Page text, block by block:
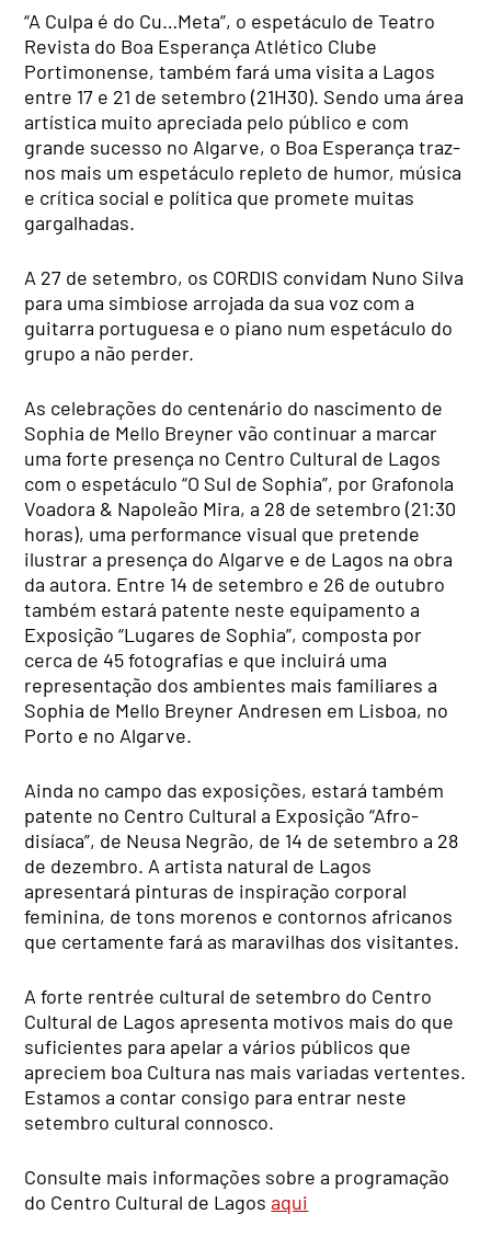
“A Culpa é do Cu…Meta”, o espetáculo de Teatro
Revista do Boa Esperança Atlético Clube
Portimonense, também fará uma visita a Lagos
entre 17 e 21 de setembro (21H30). Sendo uma área
artística muito apreciada pelo público e com
grande sucesso no Algarve, o Boa Esperança traz-
nos mais um espetáculo repleto de humor, música
e crítica social e política que promete muitas
gargalhadas.
A 27 de setembro, os CORDIS convidam Nuno Silva
para uma simbiose arrojada da sua voz com a
guitarra portuguesa e o piano num espetáculo do
grupo a não perder.
As celebrações do centenário do nascimento de
Sophia de Mello Breyner vão continuar a marcar
uma forte presença no Centro Cultural de Lagos
com o espetáculo “O Sul de Sophia”, por Grafonola
Voadora & Napoleão Mira, a 28 de setembro (21:30
horas), uma performance visual que pretende
ilustrar a presença do Algarve e de Lagos na obra
da autora. Entre 14 de setembro e 26 de outubro
também estará patente neste equipamento a
Exposição “Lugares de Sophia”, composta por
cerca de 45 fotografias e que incluirá uma
representação dos ambientes mais familiares a
Sophia de Mello Breyner Andresen em Lisboa, no
Porto e no Algarve.
Ainda no campo das exposições, estará também
patente no Centro Cultural a Exposição “Afro-
disíaca”, de Neusa Negrão, de 14 de setembro a 28
de dezembro. A artista natural de Lagos
apresentará pinturas de inspiração corporal
feminina, de tons morenos e contornos africanos
que certamente fará as maravilhas dos visitantes.
A forte rentrée cultural de setembro do Centro
Cultural de Lagos apresenta motivos mais do que
suficientes para apelar a vários públicos que
apreciem boa Cultura nas mais variadas vertentes.
Estamos a contar consigo para entrar neste
setembro cultural connosco.
Consulte mais informações sobre a programação
do Centro Cultural de Lagosaqui